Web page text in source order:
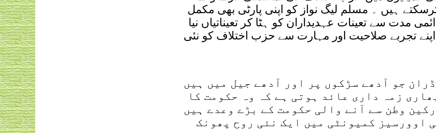
کرسکتے ہیں ۔ مسلم لیگ نواز کو اپنی پارٹی بھی مکمل
مدت سے تعینات عہدیداران کو ہٹا کر تعیناتیاں نیا
تجربے صلاحیت اور مہارت سے حزب اختلاف کو نئی
جو آدھے سڑکوں پر اور آدھے جیل میں ہیں
زمہ داری عائد ہوتی ہے کہ وہ حکومت کا
وطن سے آنے والی حکومت کے بڑے وعدے ہیں
اوورسیز کمیونٹی میں ایک نئی روح پھونک